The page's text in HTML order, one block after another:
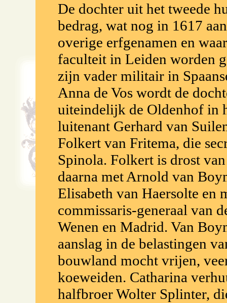
De dochter uit het tweede
bedrag, wat nog in 1617
overige erfgenamen en
faculteit in Leiden worden
zijn vader militair in
Anna de Vos wordt de
uiteindelijk de Oldenhof in
luitenant Gerhard van
Folkert van Fritema, die
Spinola. Folkert is drost
daarna met Arnold van
Elisabeth van Haersolte en
commissaris-generaal van
Wenen en Madrid. Van
aanslag in de belastingen
bouwland mocht vrijen,
koeweiden. Catharina
halfbroer Wolter Splinter,